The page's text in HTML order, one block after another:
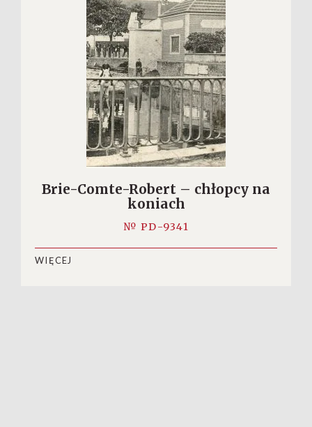
Brie-Comte-Robert – chłopcy na
koniach
№ PD-9341
WIĘCEJ